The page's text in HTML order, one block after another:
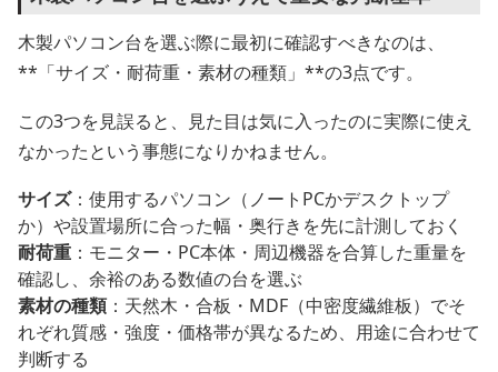
木製パソコン台を選ぶ際に最初に確認すべきなのは、
**「サイズ・耐荷重・素材の種類」**の3点です。
この3つを見誤ると、見た目は気に入ったのに実際に使え
なかったという事態になりかねません。
サイズ：使用するパソコン（ノートPCかデスクトップ
か）や設置場所に合った幅・奥行きを先に計測しておく
耐荷重 ：モニター・PC本体・周辺機器を合算した重量を
確認し、余裕のある数値の台を選ぶ
素材の種類：天然木・合板・MDF（中密度繊維板）でそ
れぞれ質感・強度・価格帯が異なるため、用途に合わせて
判断する